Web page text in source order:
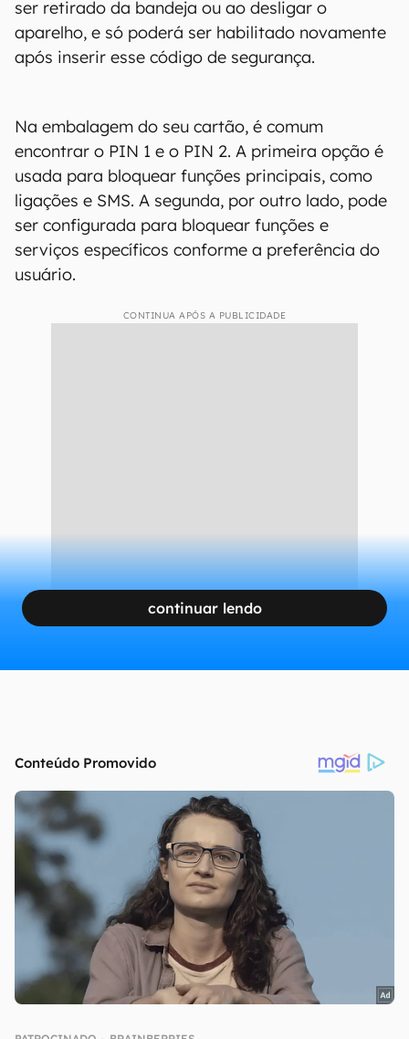
ser retirado da bandeja ou ao desligar o
aparelho, e só poderá ser habilitado novamente
após inserir esse código de segurança.
Na embalagem do seu cartão, é comum
encontrar o PIN 1 e o PIN 2. A primeira opção é
usada para bloquear funções principais, como
ligações e SMS. A segunda, por outro lado, pode
ser configurada para bloquear funções e
serviços específicos conforme a preferência do
usuário.
CONTINUA APÓS A PUBLICIDADE
continuar lendo